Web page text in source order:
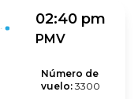
02:40 pm
PMV
Número de
vuelo: 3300